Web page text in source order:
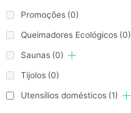
Promoções (0)
Queimadores Ecológicos (0)
Saunas (0)
Tijolos (0)
Utensílios domésticos (1)